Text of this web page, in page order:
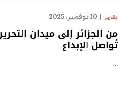
تقارير 10 نوفمبر، 2025
من الجزائر إلى ميدان
تُواصل الإبداع
…